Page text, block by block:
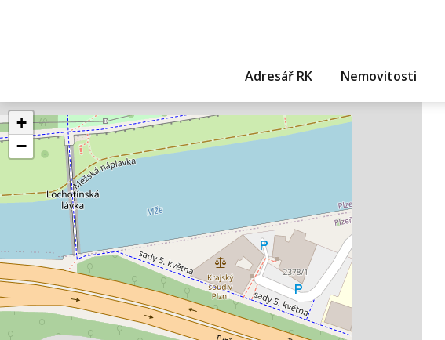
Adresář RK Nemovitosti
+
−